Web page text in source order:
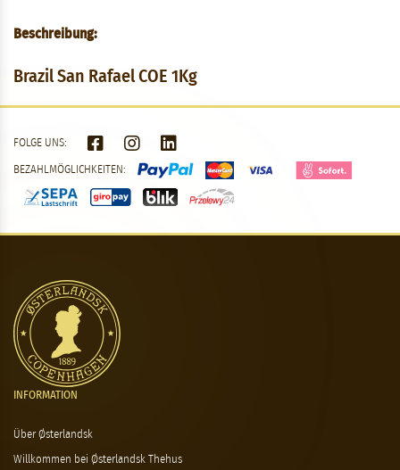
Beschreibung:
Brazil San Rafael COE 1Kg
FOLGE UNS:
BEZAHLMÖGLICHKEITEN:
INFORMATION
Über Østerlandsk
Willkommen bei Østerlandsk Thehus